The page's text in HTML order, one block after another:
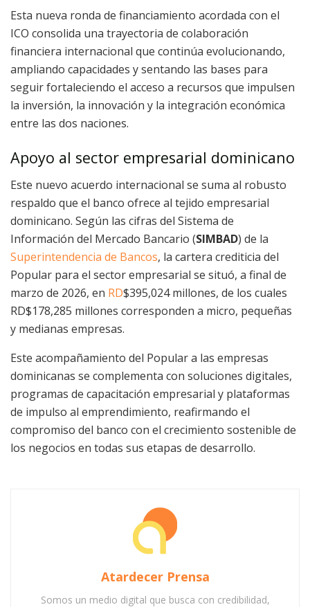
Esta nueva ronda de financiamiento acordada con el
ICO consolida una trayectoria de colaboración
financiera internacional que continúa evolucionando,
ampliando capacidades y sentando las bases para
seguir fortaleciendo el acceso a recursos que impulsen
la inversión, la innovación y la integración económica
entre las dos naciones.
Apoyo al sector empresarial dominicano
Este nuevo acuerdo internacional se suma al robusto
respaldo que el banco ofrece al tejido empresarial
dominicano. Según las cifras del Sistema de
Información del Mercado Bancario (SIMBAD) de la
Superintendencia de Bancos, la cartera crediticia del
Popular para el sector empresarial se situó, a final de
marzo de 2026, en RD$395,024 millones, de los cuales
RD$178,285 millones corresponden a micro, pequeñas
y medianas empresas.
Este acompañamiento del Popular a las empresas
dominicanas se complementa con soluciones digitales,
programas de capacitación empresarial y plataformas
de impulso al emprendimiento, reafirmando el
compromiso del banco con el crecimiento sostenible de
los negocios en todas sus etapas de desarrollo.
Atardecer Prensa
Somos un medio digital que busca con credibilidad,